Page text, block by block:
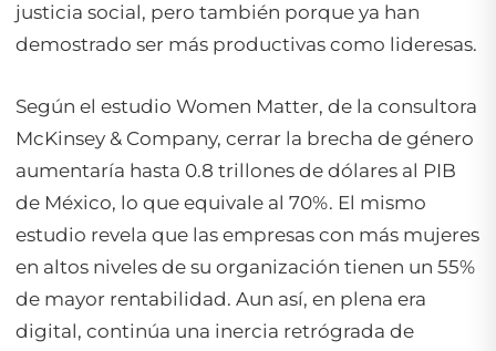
justicia social, pero también porque ya han
demostrado ser más productivas como lideresas.
Según el estudio Women Matter, de la consultora
McKinsey & Company, cerrar la brecha de género
aumentaría hasta 0.8 trillones de dólares al PIB
de México, lo que equivale al 70%. El mismo
estudio revela que las empresas con más mujeres
en altos niveles de su organización tienen un 55%
de mayor rentabilidad. Aun así, en plena era
digital, continúa una inercia retrógrada de